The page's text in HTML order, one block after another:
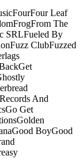
FourFour Leaf
FrogFrom The
SRLFueled By
Fuzz ClubFuzzed
Get
And
Go Get
Golden
Good BoyGood